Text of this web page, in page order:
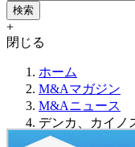
+
閉じる
ホーム
M&Aマガジン
M&Aニュース
デンカ、カイノ